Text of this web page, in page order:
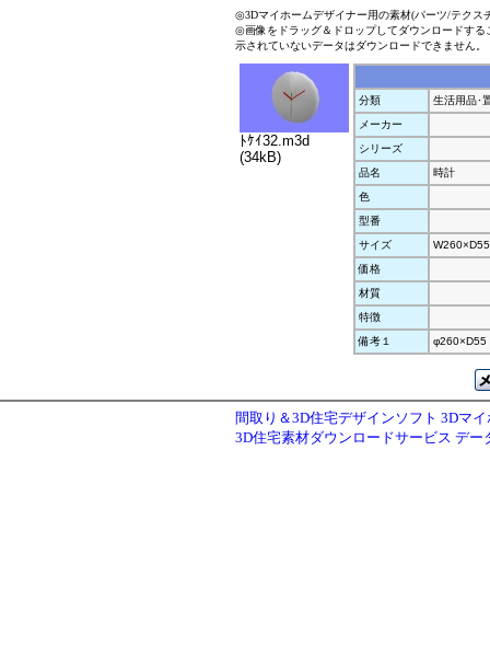
◎3Dマイホームデザイナー用の素材(パーツ/テクス
◎画像をドラッグ＆ドロップしてダウンロードす
示されていないデータはダウンロードできません。
ﾄｹｲ32.m3d
(34kB)
分類
生活用品･
メーカー
シリーズ
品名
時計
色
型番
サイズ
価格
材質
特徴
備考１
φ260×D55
間取り＆3D住宅デザインソフト 3Dマ
3D住宅素材ダウンロードサービス デー